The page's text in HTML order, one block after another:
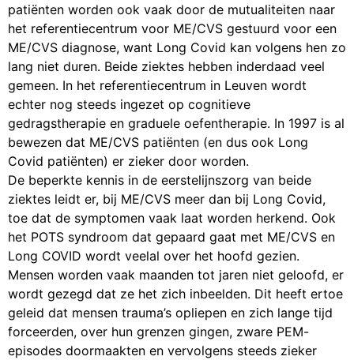
patiënten worden ook vaak door de mutualiteiten naar
het referentiecentrum voor ME/CVS gestuurd voor een
ME/CVS diagnose, want Long Covid kan volgens hen zo
lang niet duren. Beide ziektes hebben inderdaad veel
gemeen. In het referentiecentrum in Leuven wordt
echter nog steeds ingezet op cognitieve
gedragstherapie en graduele oefentherapie. In 1997 is al
bewezen dat ME/CVS patiënten (en dus ook Long
Covid patiënten) er zieker door worden.
De beperkte kennis in de eerstelijnszorg van beide
ziektes leidt er, bij ME/CVS meer dan bij Long Covid,
toe dat de symptomen vaak laat worden herkend. Ook
het POTS syndroom dat gepaard gaat met ME/CVS en
Long COVID wordt veelal over het hoofd gezien.
Mensen worden vaak maanden tot jaren niet geloofd, er
wordt gezegd dat ze het zich inbeelden. Dit heeft ertoe
geleid dat mensen trauma’s opliepen en zich lange tijd
forceerden, over hun grenzen gingen, zware PEM-
episodes doormaakten en vervolgens steeds zieker